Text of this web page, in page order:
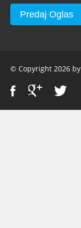
Predaj Oglas
© Copyright 2026 by